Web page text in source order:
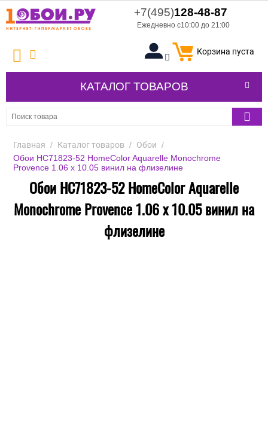
+7(495)128-48-87
Ежедневно с10:00 до 21:00
Корзина пуста
КАТАЛОГ ТОВАРОВ
Главная / Каталог товаров / Обои /
Обои HC71823-52 HomeColor Aquarelle Monochrome
Provence 1.06 x 10.05 винил на флизелине
Обои HC71823-52 HomeColor Aquarelle
Monochrome Provence 1.06 x 10.05 винил на
флизелине